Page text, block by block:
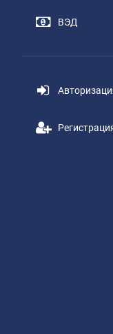
ВЭД